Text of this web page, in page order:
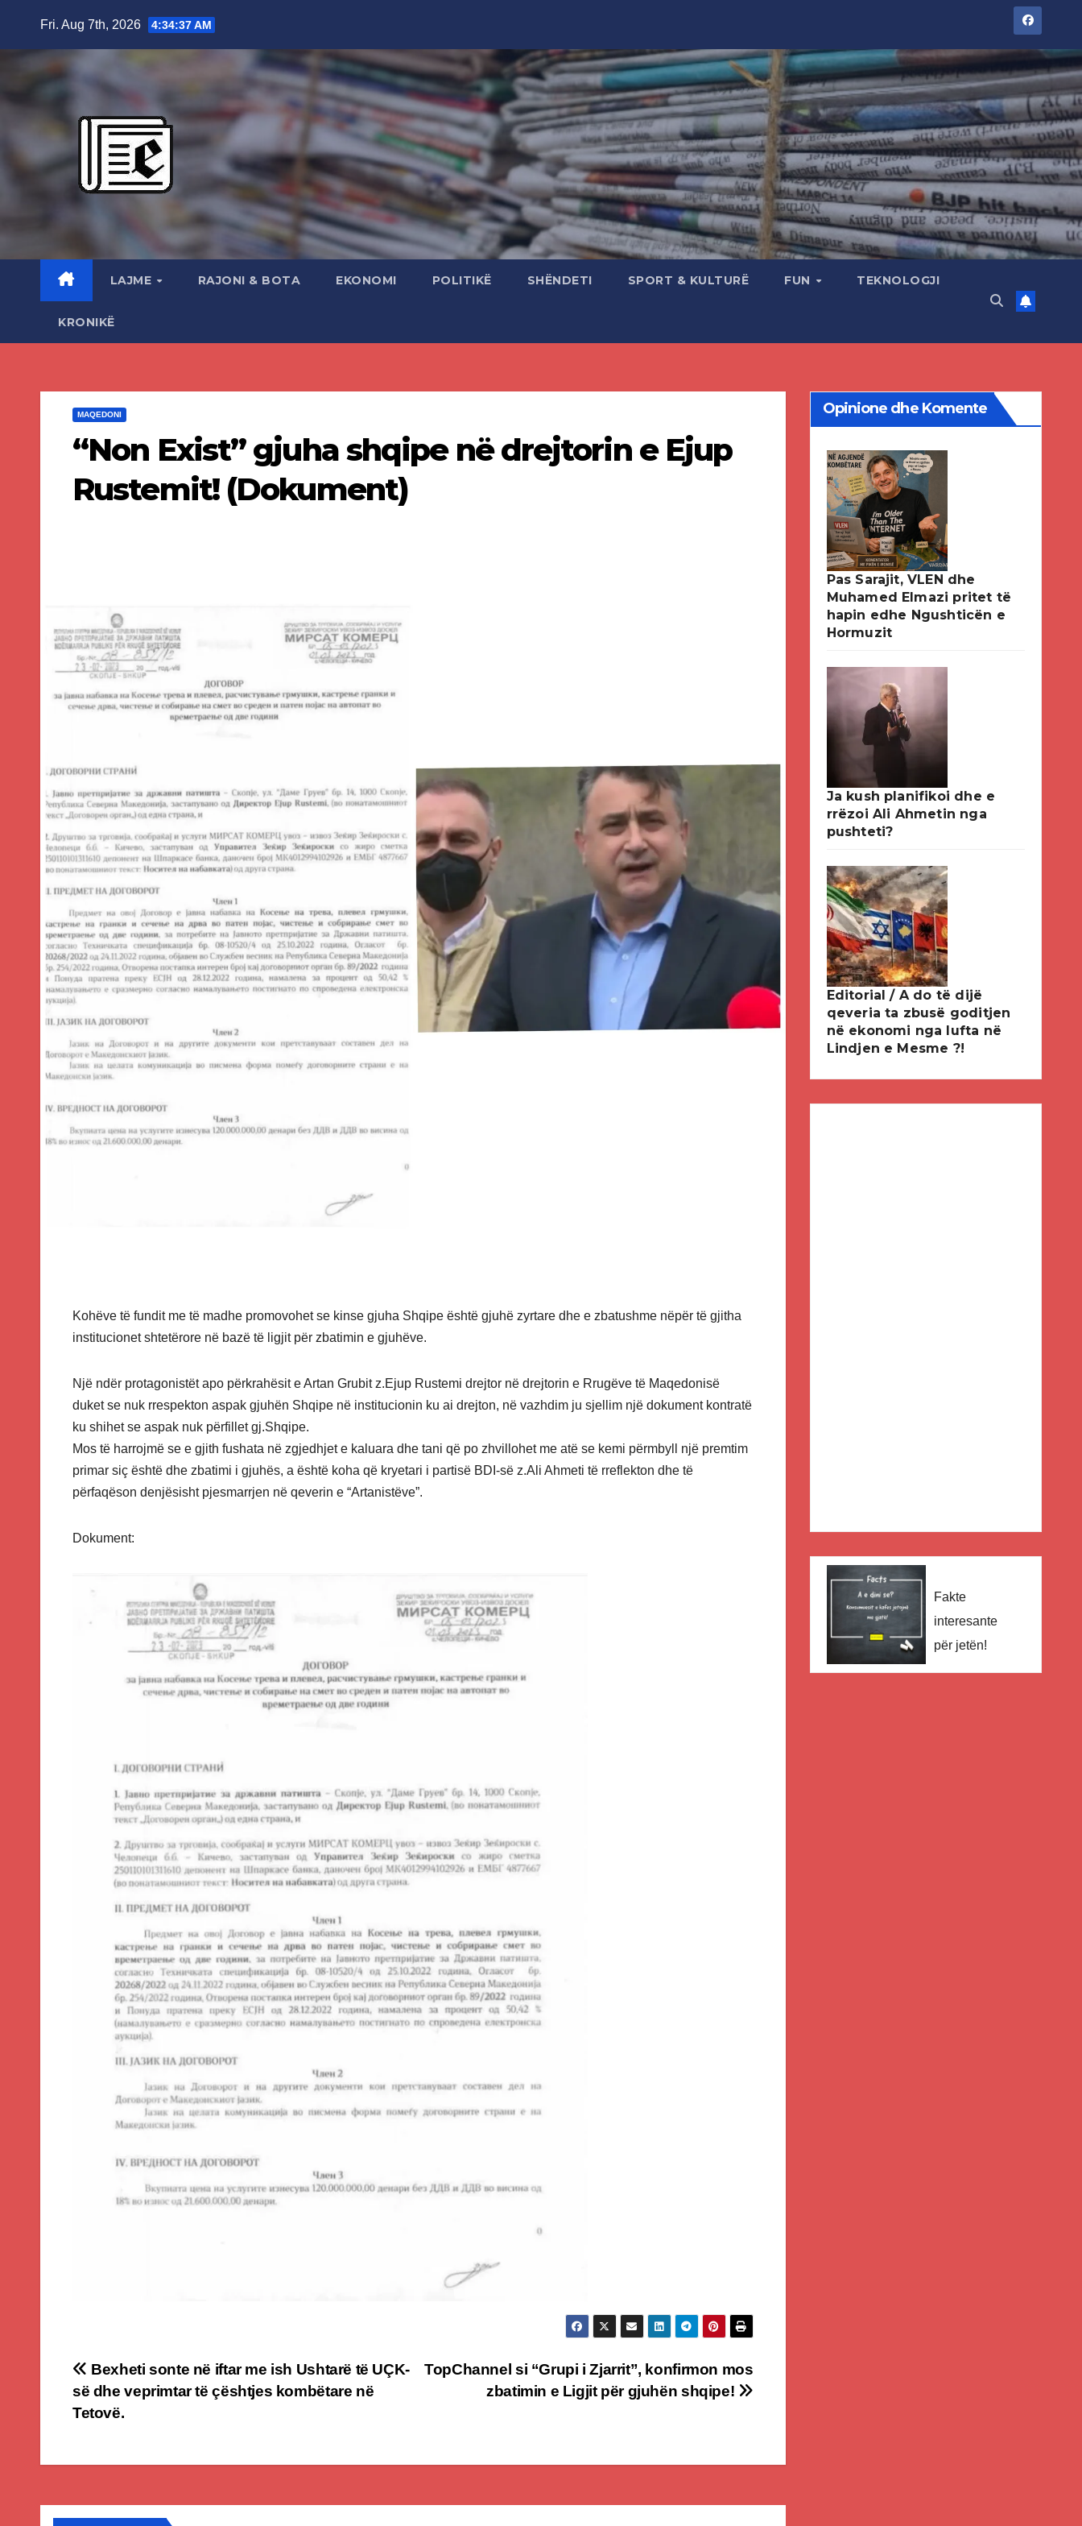
Fri. Aug 7th, 2026 4:34:38 AM
LAJME RAJONI & BOTA EKONOMI POLITIKË SHËNDETI SPORT & KULTURË FUN TEKNOLOGJI
KRONIKË
MAQEDONI
“Non Exist” gjuha shqipe në drejtorin e Ejup
Rustemit! (Dokument)
Kohëve të fundit me të madhe promovohet se kinse gjuha Shqipe është gjuhë zyrtare dhe e zbatushme nëpër të gjitha
institucionet shtetërore në bazë të ligjit për zbatimin e gjuhëve.
Një ndër protagonistët apo përkrahësit e Artan Grubit z.Ejup Rustemi drejtor në drejtorin e Rrugëve të Maqedonisë
duket se nuk rrespekton aspak gjuhën Shqipe në institucionin ku ai drejton, në vazhdim ju sjellim një dokument kontratë
ku shihet se aspak nuk përfillet gj.Shqipe.
Mos të harrojmë se e gjith fushata në zgjedhjet e kaluara dhe tani që po zhvillohet me atë se kemi përmbyll një premtim
primar siç është dhe zbatimi i gjuhës, a është koha që kryetari i partisë BDI-së z.Ali Ahmeti të rreflekton dhe të
përfaqëson denjësisht pjesmarrjen në qeverin e “Artanistëve”.
Dokument:
Post
navigation
TopChannel si “Grupi i Zjarrit”, konfirmon mos
zbatimin e Ligjit për gjuhën shqipe!
Bexheti sonte në iftar me ish Ushtarë të UÇK-
së dhe veprimtar të çështjes kombëtare në
Tetovë.
Opinione dhe Komente
Pas Sarajit, VLEN dhe
Muhamed Elmazi pritet të
hapin edhe Ngushticën e
Hormuzit
Ja kush planifikoi dhe e
rrëzoi Ali Ahmetin nga
pushteti?
Editorial / A do të dijë
qeveria ta zbusë goditjen
në ekonomi nga lufta në
Lindjen e Mesme ?!
Fakte
interesante
për jetën!